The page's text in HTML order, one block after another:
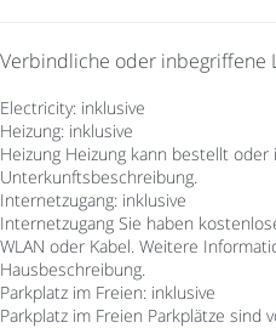
Verbindliche oder inbegriffene
Electricity: inklusive
Heizung: inklusive
Heizung Heizung kann bestellt
Unterkunftsbeschreibung.
Internetzugang: inklusive
Internetzugang Sie haben
WLAN oder Kabel. Weitere
Hausbeschreibung.
Parkplatz im Freien: inklusive
Parkplatz im Freien Parkplätze sind